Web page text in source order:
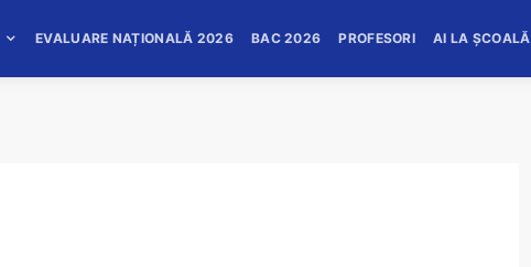
EVALUARE NAȚIONALĂ 2026 BAC 2026 PROFESORI AI LA ȘCOALĂ